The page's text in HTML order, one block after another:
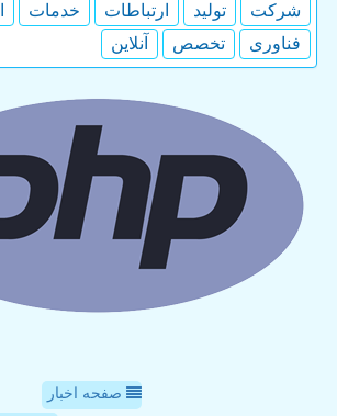
شركت تولید ارتباطات خدمات
فناوری
تخصص آنلاین
صفحه اخبار